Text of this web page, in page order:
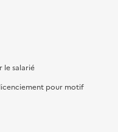
le salarié
pour motif